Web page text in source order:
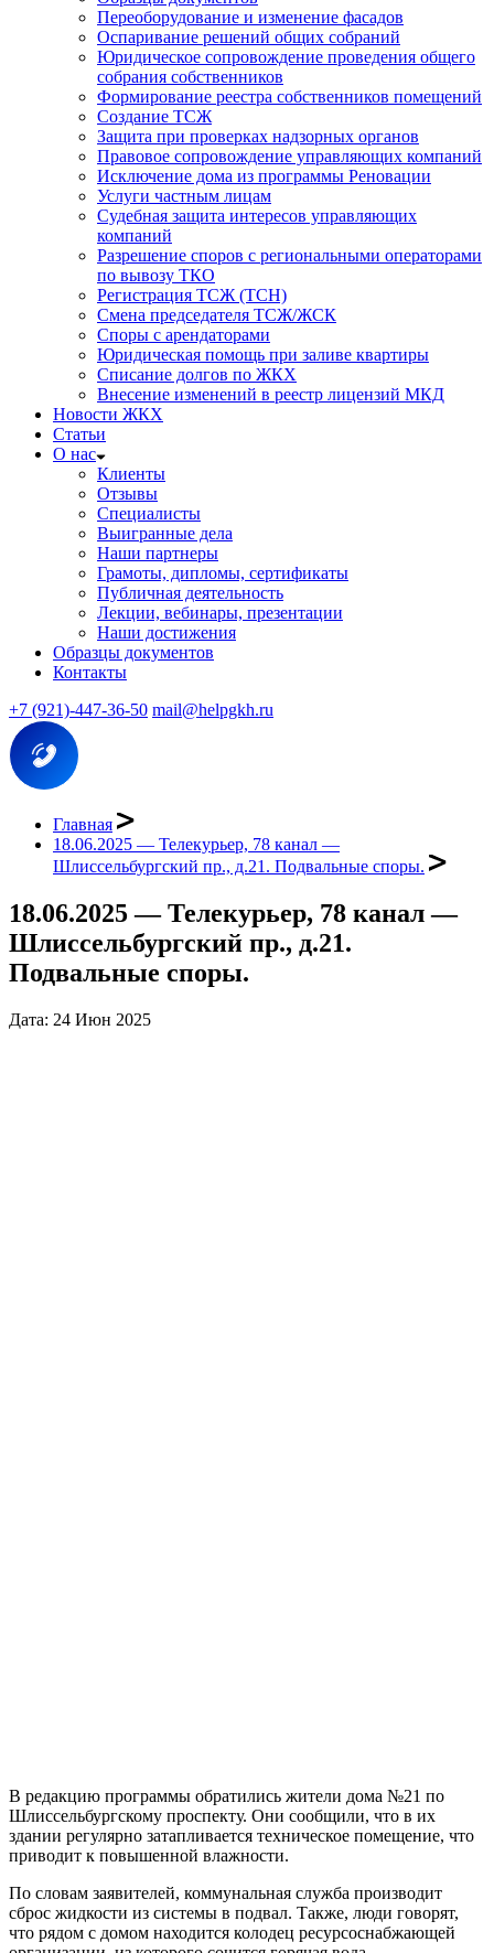
Переоборудование и изменение фасадов
Оспаривание решений общих собраний
Юридическое сопровождение проведения общего
собрания собственников
Формирование реестра собственников помещений
Создание ТСЖ
Защита при проверках надзорных органов
Правовое сопровождение управляющих компаний
Исключение дома из программы Реновации
Услуги частным лицам
Судебная защита интересов управляющих
компаний
Разрешение споров с региональными операторами
по вывозу ТКО
Регистрация ТСЖ (ТСН)
Смена председателя ТСЖ/ЖСК
Споры с арендаторами
Юридическая помощь при заливе квартиры
Списание долгов по ЖКХ
Внесение изменений в реестр лицензий МКД
Новости ЖКХ
Статьи
О нас
Клиенты
Отзывы
Специалисты
Выигранные дела
Наши партнеры
Грамоты, дипломы, сертификаты
Публичная деятельность
Лекции, вебинары, презентации
Наши достижения
Образцы документов
Контакты
+7 (921)-447-36-50 mail@helpgkh.ru
Главная
18.06.2025 — Телекурьер, 78 канал —
Шлиссельбургский пр., д.21. Подвальные споры.
18.06.2025 — Телекурьер, 78 канал —
Шлиссельбургский пр., д.21.
Подвальные споры.
Дата: 24 Июн 2025
В редакцию программы обратились жители дома №21 по
Шлиссельбургскому проспекту. Они сообщили, что в их
здании регулярно затапливается техническое помещение, что
приводит к повышенной влажности.
По словам заявителей, коммунальная служба производит
сброс жидкости из системы в подвал. Также, люди говорят,
что рядом с домом находится колодец ресурсоснабжающей